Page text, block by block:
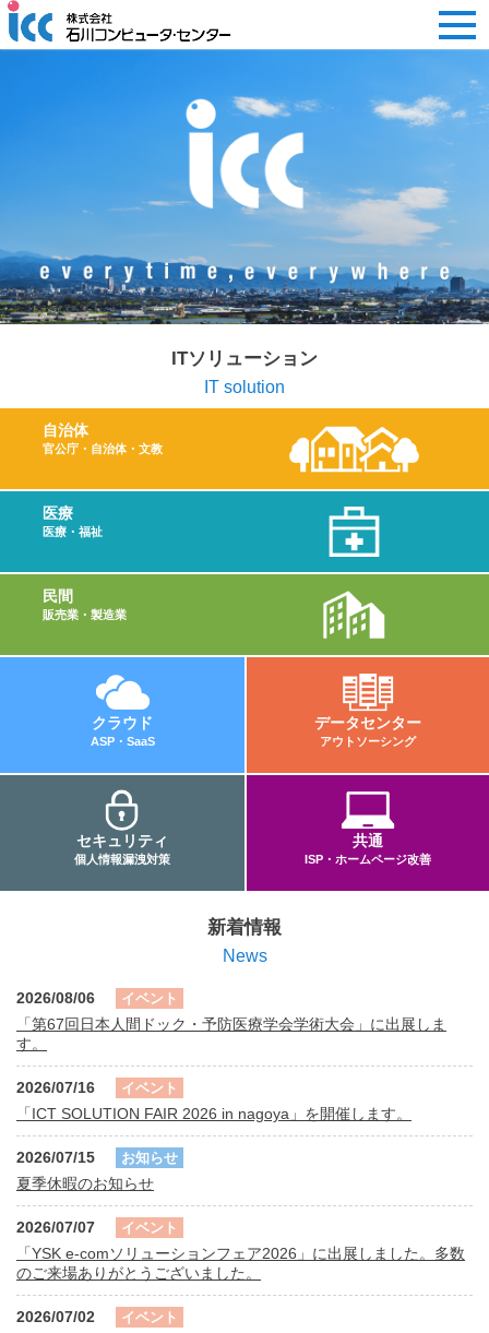
ITソリューション
IT solution
自治体
官公庁・自治体・文教
医療
医療・福祉
民間
販売業・製造業
クラウド
ASP・SaaS
データセンター
アウトソーシング
セキュリティ
個人情報漏洩対策
共通
ISP・ホームページ改善
新着情報
News
2026/08/06 イベント
「第67回日本人間ドック・予防医療学会学術大会」に出展しま
す。
2026/07/16 イベント
「ICT SOLUTION FAIR 2026 in nagoya」を開催します。
2026/07/15 お知らせ
夏季休暇のお知らせ
2026/07/07 イベント
「YSK e-comソリューションフェア2026」に出展しました。多数
のご来場ありがとうございました。
2026/07/02 イベント